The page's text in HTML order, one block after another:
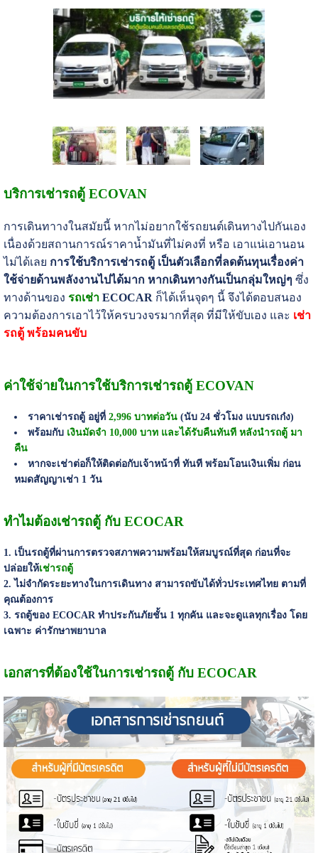
บริการเช่ารถตู้ ECOVAN
การเดินทาางในสมัยนี้ หากไม่อยากใช้รถยนต์เดินทางไปกันเอง
เนื่องด้วยสถานการณ์ราคาน้ำมันที่ไม่คงที่ หรือ เอาแน่เอานอน
ไม่ได้เลย การใช้บริการเช่ารถตู้ เป็นตัวเลือกที่ลดต้นทุนเรื่องค่า
ใช้จ่ายด้านพลังงานไปได้มาก หากเดินทางกันเป็นกลุ่มใหญ่ๆ ซึ่ง
ทางด้านของ รถเช่าECOCAR ก็ได้เห็นจุดๆ นี้ จึงได้ตอบสนอง
ความต้องการเอาไว้ให้ครบวงจรมากที่สุด ที่มีให้ขับเอง และ เช่า
รถตู้ พร้อมคนขับ
ค่าใช้จ่ายในการใช้บริการเช่ารถตู้ ECOVAN
ราคาเช่ารถตู้ อยู่ที่ 2,996 บาทต่อวัน(นับ 24 ชั่วโมง แบบรถเก๋ง)
พร้อมกับ เงินมัดจำ 10,000 บาท และได้รับคืนทันที หลังนำรถตู้ มา
คืน
หากจะเช่าต่อก็ให้ติดต่อกับเจ้าหน้าที่ ทันที พร้อมโอนเงินเพิ่ม ก่อน
หมดสัญญาเช่า 1 วัน
ทำไมต้องเช่ารถตู้ กับ ECOCAR
1. เป็นรถตู้ที่ผ่านการตรวจสภาพความพร้อมให้สมบูรณ์ที่สุด ก่อนที่จะ
ปล่อยให้เช่ารถตู้
2. ไม่จำกัดระยะทางในการเดินทาง สามารถขับได้ทั่วประเทศไทย ตามที่
คุณต้องการ
3. รถตู้ของ ECOCAR ทำประกันภัยชั้น 1 ทุกคัน และจะดูแลทุกเรื่อง โดย
เฉพาะ ค่ารักษาพยาบาล
เอกสารที่ต้องใช้ในการเช่ารถตู้ กับ ECOCAR